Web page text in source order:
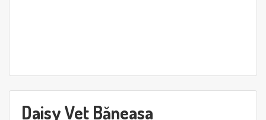
Daisy Vet Băneasa